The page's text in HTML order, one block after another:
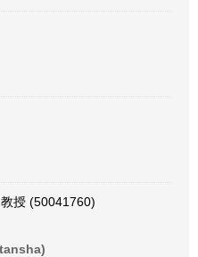
授 (50041760)